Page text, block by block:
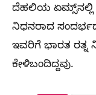
ದೆಹಲಿಯ ಏಮ್ಸ್​ನಲ್ಲಿ
ನಿಧನರಾದ
ಇವರಿಗೆ ಭಾರತ
ಕೇಳಿಬಂದಿದ್ದವು.